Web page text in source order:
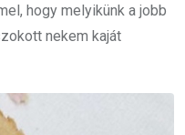
hogy melyikünk a jobb
nekem kaját